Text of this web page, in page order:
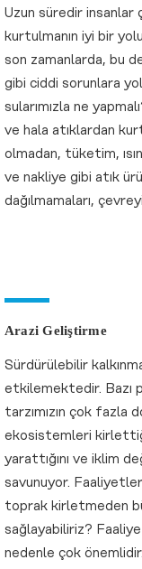
Uzun süredir insanlar
kurtulmanın iyi bir
son zamanlarda, bu
gibi ciddi sorunlara
sularımızla ne
ve hala atıklardan
olmadan, tüketim,
ve nakliye gibi atık
dağılmamaları,
Arazi Geliştirme
Sürdürülebilir
etkilemektedir. Bazı
tarzımızın çok fazla
ekosistemleri
yarattığını ve iklim
savunuyor.
toprak kirletmeden
sağlayabiliriz?
nedenle çok önemlidir.